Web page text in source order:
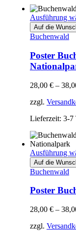
Ausführung
Auf die
Buchenwald
Poster
28,00 €–
zzgl.
Lieferzeit: 3-7
Ausführung
Auf die
Buchenwald
Poster
28,00 €–
zzgl.